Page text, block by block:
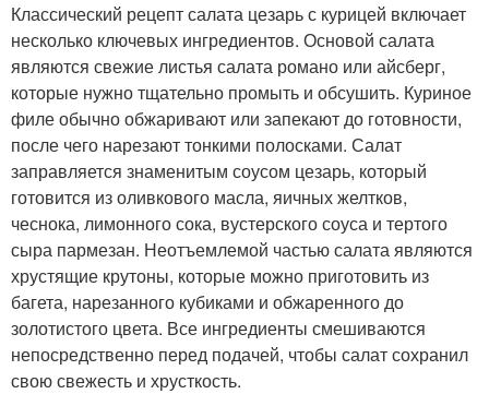
Классический рецепт салата цезарь с курицей включает
несколько ключевых ингредиентов. Основой салата
являются свежие листья салата романо или айсберг,
которые нужно тщательно промыть и обсушить. Куриное
филе обычно обжаривают или запекают до готовности,
после чего нарезают тонкими полосками. Салат
заправляется знаменитым соусом цезарь, который
готовится из оливкового масла, яичных желтков,
чеснока, лимонного сока, вустерского соуса и тертого
сыра пармезан. Неотъемлемой частью салата являются
хрустящие крутоны, которые можно приготовить из
багета, нарезанного кубиками и обжаренного до
золотистого цвета. Все ингредиенты смешиваются
непосредственно перед подачей, чтобы салат сохранил
свою свежесть и хрусткость.